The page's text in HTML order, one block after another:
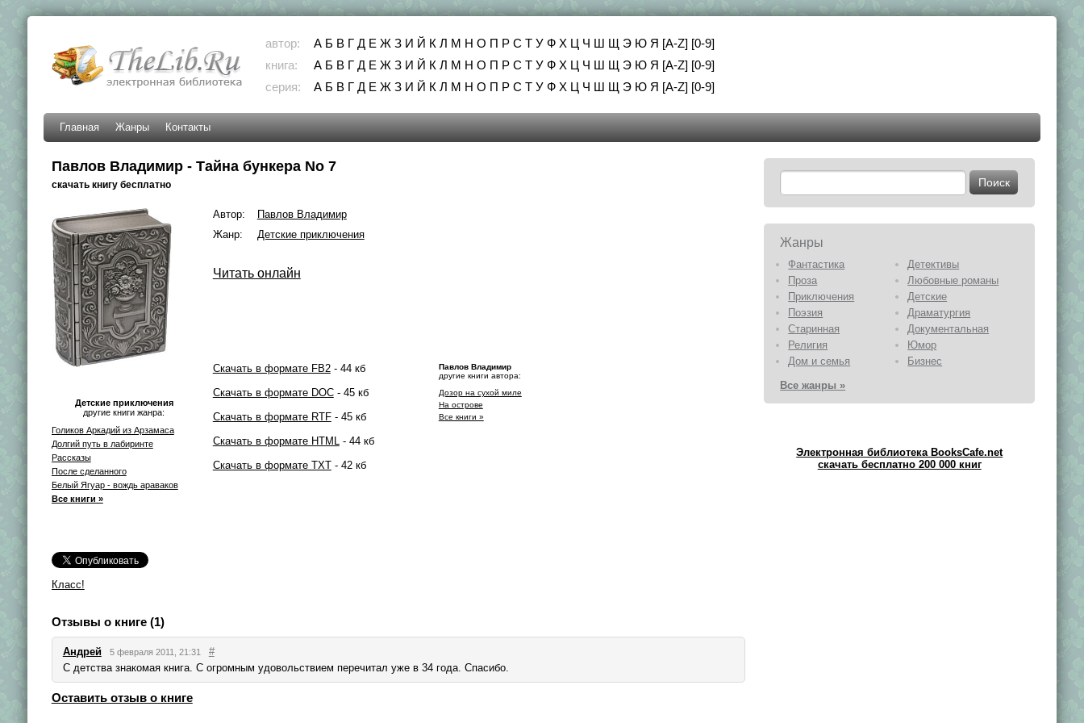
автор: А Б В Г Д Е Ж З И Й К Л М Н О П Р С Т У Ф Х Ц Ч Ш Щ Э Ю Я [A-Z] [0-9]
книга:
А Б В Г Д Е Ж З И Й К Л М Н О П Р С Т У Ф Х Ц Ч Ш Щ Э Ю Я [A-Z] [0-9]
серия:
А Б В Г Д Е Ж З И Й К Л М Н О П Р С Т У Ф Х Ц Ч Ш Щ Э Ю Я [A-Z] [0-9]
Главная Жанры Контакты
Павлов Владимир - Тайна бункера No 7
скачать книгу бесплатно
Детские приключения
другие книги жанра:
Голиков Аркадий из Арзамаса
Долгий путь в лабиринте
Рассказы
После сделанного
Белый Ягуар - вождь араваков
Все книги »
Класс!
Автор:
Павлов Владимир
Жанр:
Детские приключения
Читать онлайн
Скачать в формате FB2- 44 кб
Скачать в формате DOC- 45 кб
Скачать в формате RTF- 45 кб
Скачать в формате HTML- 44 кб
Скачать в формате TXT- 42 кб
Павлов Владимир
другие книги автора:
Дозор на сухой миле
На острове
Все книги »
Отзывы о книге (1)
Андрей 5 февраля 2011, 21:31
#
С детства знакомая книга. С огромным удовольствием перечитал уже в 34 года. Спасибо.
Оставить отзыв о книге
Жанры
Фантастика
Детективы
Проза
Любовные романы
Приключения
Детские
Поэзия
Драматургия
Старинная
Документальная
Религия
Юмор
Дом и семья
Бизнес
Все жанры »
Электронная библиотека BooksCafe.net
скачать бесплатно 200 000 книг